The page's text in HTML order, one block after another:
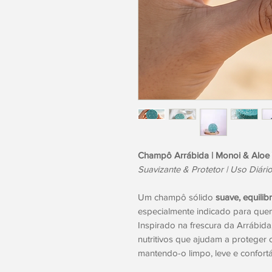
Champô Arrábida | Monoi & Aloe
Suavizante & Protetor | Uso
Um champô sólido suave,
especialmente indicado para
Inspirado na frescura da
nutritivos que ajudam a proteger
mantendo-o limpo, leve e